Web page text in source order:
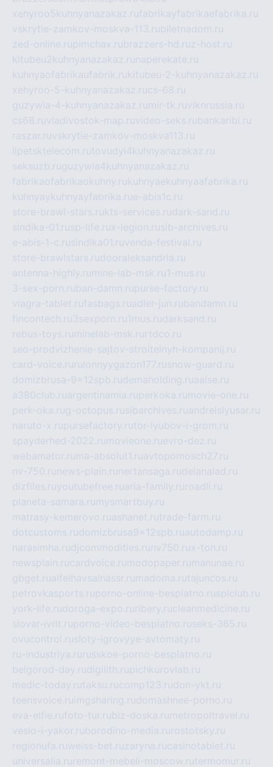
xehyroo5kuhnyanazakaz.rufabrikayfabrikaefabrika.ru
vskrytie-zamkov-moskva-113.rubiletnadom.ru
zed-online.rupimchax.rubrazzers-hd.ruz-host.ru
kitubeu2kuhnyanazakaz.ru naperekate.ru
kuhnyaofabrikaufabrik.rukitubeu-2-kuhnyanazakaz.ru
xehyroo-5-kuhnyanazakaz.rucs-68.ru
guzywia-4-kuhnyanazakaz.ru mir-tk.ruvlknrussia.ru
cs68.ruvladivostok-map.ruvideo-seks.rubankaribi.ru
raszar.ruvskrytie-zamkov-moskva113.ru
lipetsktelecom.rutovudyi4kuhnyanazakaz.ru
seksuzb.ruguzywia4kuhnyanazakaz.ru
fabrikaofabrikaokuhny.rukuhnyaekuhnyaafabrika.ru
kuhnyaykuhnyayfabrika.rue-abis1c.ru
store-brawl-stars.rukts-services.rudark-sand.ru
sindika-01.rusp-life.rux-legion.rusib-archives.ru
e-abis-1-c.rusindika01.ruvenda-festival.ru
store-brawlstars.rudooraleksandria.ru
antenna-highly.ru mine-lab-msk.ru1-mus.ru
3-sex-porn.ruban-damn.rupurse-factory.ru
viagra-tablet.rufasbags.ruadler-jun.rubandamn.ru
fincontech.ru3sexporn.ru1mus.rudarksand.ru
rebus-toys.ru minelab-msk.ru rtdco.ru
seo-prodvizhenie-sajtov-stroitelnyh-kompanij.ru
card-voice.ru rulonnyygazon177.rusnow-guard.ru
domizbrusa-9x12spb.rudemaholding.ruaalse.ru
a380club.ruargentinamia.ruperkoka.ru movie-one.ru
perk-oka.rug-octopus.rusibarchives.ruandreislyusar.ru
naruto-x.rupursefactory.rutor-lyubov-i-grom.ru
spayderhed-2022.ru movieone.ruevro-dez.ru
webamator.ru ma-absolut1.ruavtopomosch27.ru
nv-750.ru news-plain.ru nertansaga.rudelanalad.ru
dizfiles.ruyoutubefree.ruaria-family.ru roadli.ru
planeta-samara.ru mysmartbuy.ru
matrasy-kemerovo.ruashanet.rutrade-farm.ru
dotcustoms.rudomizbrusa9x12spb.ruautodamp.ru
narasimha.rudjcommodities.ru nv750.rux-ton.ru
newsplain.rucardvoice.ru modopaper.ru manunae.ru
gbget.rualfeihavsalnassr.ru madoma.rutajuncos.ru
petrovkasports.ruporno-online-besplatno.rusplclub.ru
york-life.rudoroga-expo.ru ribery.rucleanmedicine.ru
slovar-ivrit.ruporno-video-besplatno.ruseks-365.ru
ovucontrol.rusloty-igrovyye-avtomaty.ru
ru-industriya.ru russkoe-porno-besplatno.ru
belgorod-day.rudigilith.rupichkurovlab.ru
medic-today.rutaksu.rucomp123.rudon-ykt.ru
teensvoice.ru imgsharing.rudomashnee-porno.ru
eva-elfie.rufoto-tur.rubiz-doska.ru metropoltravel.ru
veslo-i-yakor.ruborodino-media.ru rostotsky.ru
regionufa.ruweiss-bet.ruzaryna.rucasinotablet.ru
universalia.ru remont-mebeli-moscow.rutermomur.ru